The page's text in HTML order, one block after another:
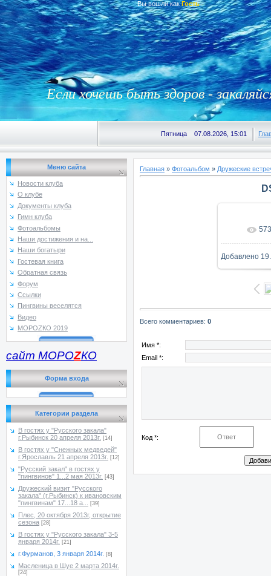
Вы вошли как Гость
Если хочешь быть здоров -
Пятница 07.08.2026, 15:01
Меню сайта
Новости клуба
О клубе
Документы клуба
Гимн клуба
Фотоальбомы
Наши достижения и на...
Наши богатыри
Гостевая книга
Обратная связь
Форум
Ссылки
Пингвины веселятся
Видео
МОРОZКО 2019
сайт МОРОZКО
Форма входа
Категории раздела
В гостях у "Русского закала"
г.Рыбинск 20 апреля 2013г. [14]
В гостях у "Снежных медведей"
г.Ярославль 21 апреля 2013г. [12]
"Русский закал" в гостях у
"пингвинов" 1...2 мая 2013г. [43]
Дружеский визит "Русского
закала" (г.Рыбинск) к ивановским
"пингвинам" 17...18 а...
[39]
Плес, 20 октября 2013г, открытие
сезона [28]
В гостях у "Русского закала" 3-5
января 2014г. [21]
г.Фурманов, 3 января 2014г. [8]
Масленица в Шуе 2 марта 2014г.
[24]
Главная » Фотоальбом » Дружеские
В 573
Добавлено
Всего комментариев: 0
Имя *:
Email *:
Код *: